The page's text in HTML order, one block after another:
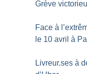
Grève
Face à
le 10 avril à
Livreur.ses à